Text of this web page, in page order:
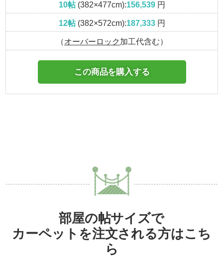
10帖(382×477cm):156,539円
12帖(382×572cm):187,333円
（オーバーロック 加工代含む）
この商品を購入する
部屋の帖サイズで
カーペットを注文される方はこち
ら